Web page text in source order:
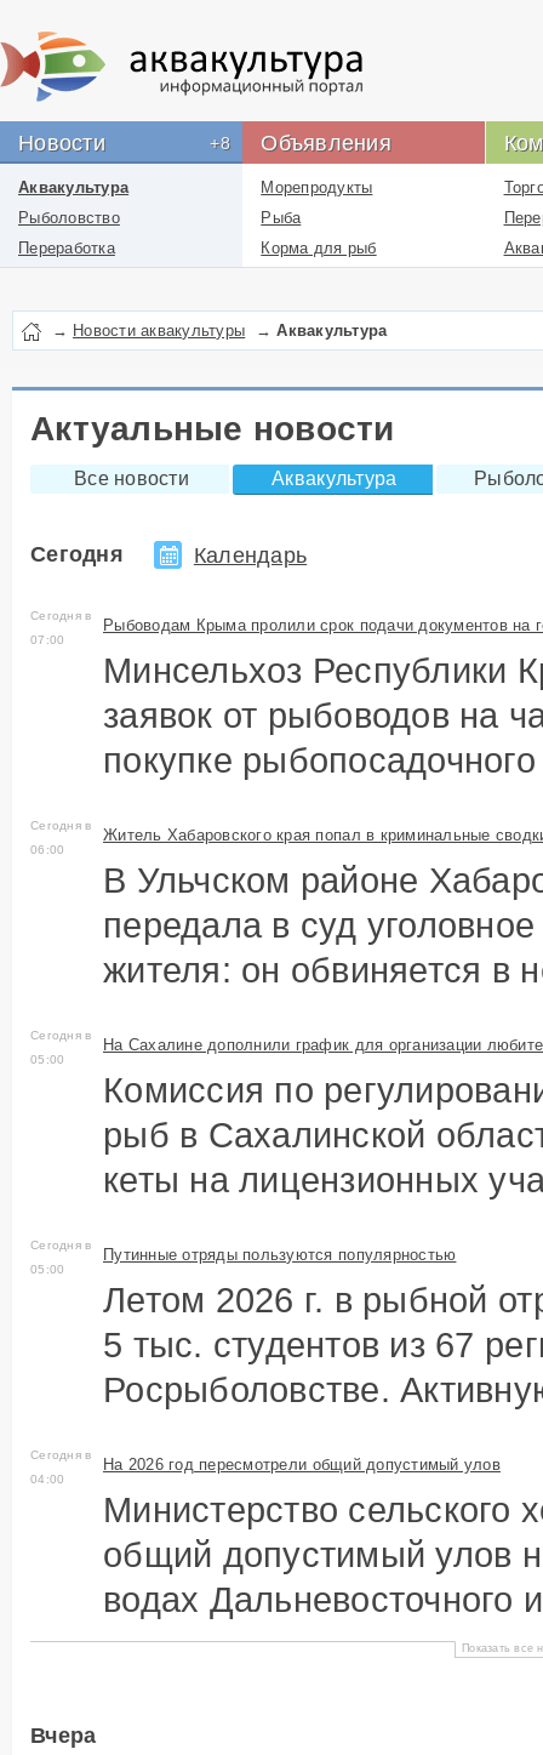
Новости +8 Объявления
Аквакультура
Рыболовство
Переработка
Морепродукты
Рыба
Корма для рыб
Лекарства
Перевозка
Работа
Литература
Оборудование
для
→ Новости аквакультуры →Аквакультура
Актуальные новости
Все новости Аквакультура
Сегодня Календарь
Сегодня в
07:00
Рыбоводам Крыма пролили срок подачи документов на
Минсельхоз Республики
заявок от рыбоводов на
покупке
Сегодня в
06:00
Житель Хабаровского края попал в криминальные
В Ульчском районе
передала в суд
жителя: он обвиняется в
Сегодня в
05:00
На Сахалине дополнили график для организации
Комиссия по
рыб в Сахалинской
кеты на лицензионных
Сегодня в
05:00
Путинные отряды пользуются популярностью
Летом 2026 г. в рыбной
5 тыс. студентов из 67
Росрыболовстве.
Сегодня в
04:00
На 2026 год пересмотрели общий допустимый улов
Министерство сельского
общий допустимый улов
водах Дальневосточного
Показать все
Вчера